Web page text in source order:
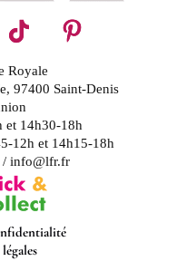
Royale
97400 Saint-Denis
et 14h30-18h
12h et 14h15-18h
/ info@lfr.fr